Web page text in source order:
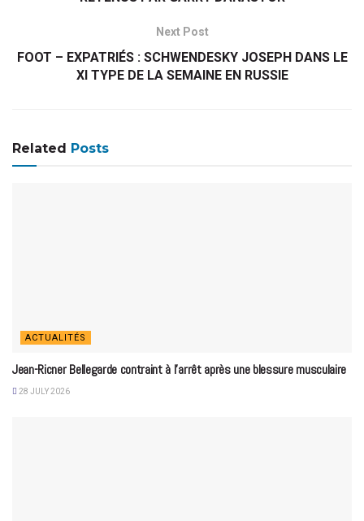
Next Post
FOOT – EXPATRIÉS : SCHWENDESKY JOSEPH DANS LE
XI TYPE DE LA SEMAINE EN RUSSIE
Related Posts
ACTUALITÉS
Jean-Ricner Bellegarde contraint à l’arrêt après une blessure musculaire
28 JULY 2026